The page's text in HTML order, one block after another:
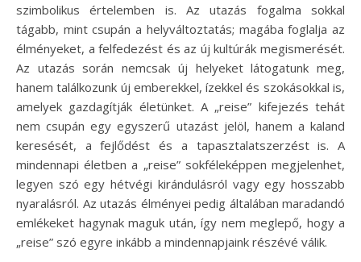
szimbolikus értelemben is. Az utazás fogalma sokkal
tágabb, mint csupán a helyváltoztatás; magába foglalja az
élményeket, a felfedezést és az új kultúrák megismerését.
Az utazás során nemcsak új helyeket látogatunk meg,
hanem találkozunk új emberekkel, ízekkel és szokásokkal is,
amelyek gazdagítják életünket. A „reise” kifejezés tehát
nem csupán egy egyszerű utazást jelöl, hanem a kaland
keresését, a fejlődést és a tapasztalatszerzést is. A
mindennapi életben a „reise” sokféleképpen megjelenhet,
legyen szó egy hétvégi kirándulásról vagy egy hosszabb
nyaralásról. Az utazás élményei pedig általában maradandó
emlékeket hagynak maguk után, így nem meglepő, hogy a
„reise” szó egyre inkább a mindennapjaink részévé válik.